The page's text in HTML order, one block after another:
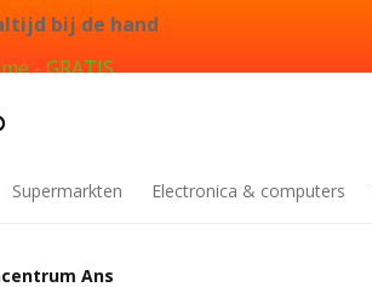
bij de hand
- GRATIS
Supermarkten Electronica & computers
Ans